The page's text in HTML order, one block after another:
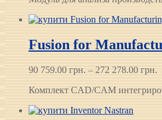
Fusion for
90 759.00 грн. – 272 278.00 грн.
Комплект CAD/CAM